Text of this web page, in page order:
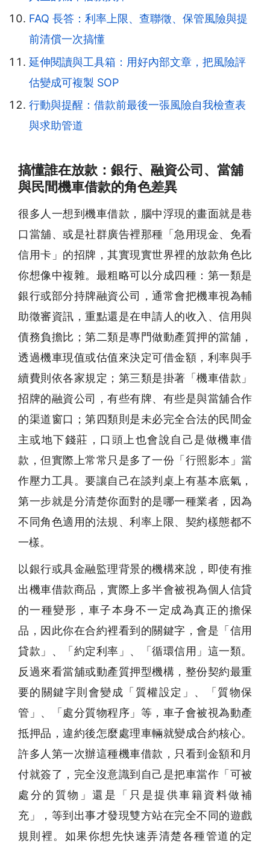
FAQ 長答：利率上限、查聯徵、保管風險與提
前清償一次搞懂
延伸閱讀與工具箱：用好內部文章，把風險評
估變成可複製 SOP
行動與提醒：借款前最後一張風險自我檢查表
與求助管道
搞懂誰在放款：銀行、融資公司、當舖
與民間機車借款的角色差異
很多人一想到機車借款，腦中浮現的畫面就是巷
口當舖、或是社群廣告裡那種「急用現金、免看
信用卡」的招牌，其實現實世界裡的放款角色比
你想像中複雜。最粗略可以分成四種：第一類是
銀行或部分持牌融資公司，通常會把機車視為輔
助徵審資訊，重點還是在申請人的收入、信用與
債務負擔比；第二類是專門做動產質押的當舖，
透過機車現值或估值來決定可借金額，利率與手
續費則依各家規定；第三類是掛著「機車借款」
招牌的融資公司，有些有牌、有些是與當舖合作
的渠道窗口；第四類則是未必完全合法的民間金
主或地下錢莊，口頭上也會說自己是做機車借
款，但實際上常常只是多了一份「行照影本」當
作壓力工具。要讓自己在談判桌上有基本底氣，
第一步就是分清楚你面對的是哪一種業者，因為
不同角色適用的法規、利率上限、契約樣態都不
一樣。
以銀行或具金融監理背景的機構來說，即使有推
出機車借款商品，實際上多半會被視為個人信貸
的一種變形，車子本身不一定成為真正的擔保
品，因此你在合約裡看到的關鍵字，會是「信用
貸款」、「約定利率」、「循環信用」這一類。
反過來看當舖或動產質押型機構，整份契約最重
要的關鍵字則會變成「質權設定」、「質物保
管」、「處分質物程序」等，車子會被視為動產
抵押品，違約後怎麼處理車輛就變成合約核心。
許多人第一次辦這種機車借款，只看到金額和月
付就簽了，完全沒意識到自己是把車當作「可被
處分的質物」還是「只是提供車籍資料做補
充」，等到出事才發現雙方站在完全不同的遊戲
規則裡。如果你想先快速弄清楚各種管道的定